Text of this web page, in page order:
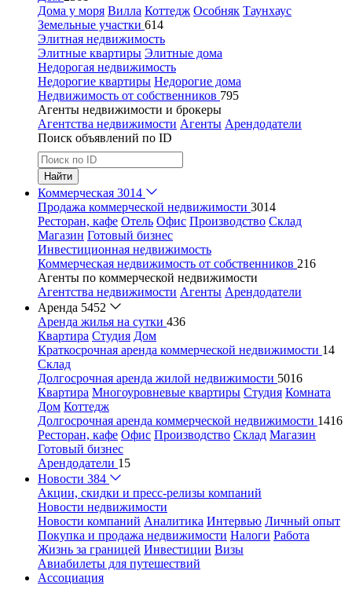
Дома у моря Вилла Коттедж Особняк Таунхаус
Земельные участки 614
Элитная недвижимость
Элитные квартиры Элитные дома
Недорогая недвижимость
Недорогие квартиры Недорогие дома
Недвижимость от собственников 795
Агенты недвижимости и брокеры
Агентства недвижимости Агенты Арендодатели
Поиск объявлений по ID
Найти
Коммерческая 3014
Продажа коммерческой недвижимости 3014
Ресторан, кафе Отель Офис Производство Склад
Магазин Готовый бизнес
Инвестиционная недвижимость
Коммерческая недвижимость от собственников 216
Агенты по коммерческой недвижимости
Агентства недвижимости Агенты Арендодатели
Аренда 5452
Аренда жилья на сутки 436
Квартира Студия Дом
Краткосрочная аренда коммерческой недвижимости 14
Склад
Долгосрочная аренда жилой недвижимости 5016
Квартира Многоуровневые квартиры Студия Комната
Дом Коттедж
Долгосрочная аренда коммерческой недвижимости 1416
Ресторан, кафе Офис Производство Склад Магазин
Готовый бизнес
Арендодатели 15
Новости 384
Акции, скидки и пресс-релизы компаний
Новости недвижимости
Новости компаний Аналитика Интервью Личный опыт
Покупка и продажа недвижимости Налоги Работа
Жизнь за границей Инвестиции Визы
Авиабилеты для путешествий
Ассоциация